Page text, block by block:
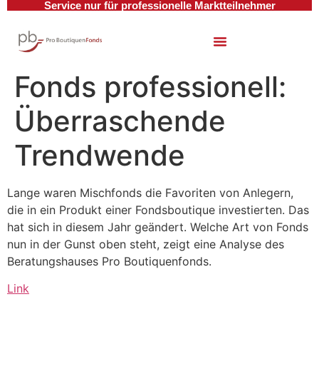
Service nur für professionelle Marktteilnehmer
Fonds professionell:
Überraschende
Trendwende
Lange waren Mischfonds die Favoriten von Anlegern,
die in ein Produkt einer Fondsboutique investierten. Das
hat sich in diesem Jahr geändert. Welche Art von Fonds
nun in der Gunst oben steht, zeigt eine Analyse des
Beratungshauses Pro Boutiquenfonds.
Link